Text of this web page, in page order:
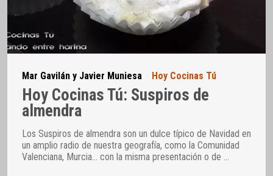
Mar Gavilán y Javier Muniesa Hoy Cocinas Tú
Hoy Cocinas Tú: Suspiros de
almendra
Los Suspiros de almendra son un dulce típico de Navidad en
un amplio radio de nuestra geografía, como la Comunidad
Valenciana, Murcia… con la misma presentación o de